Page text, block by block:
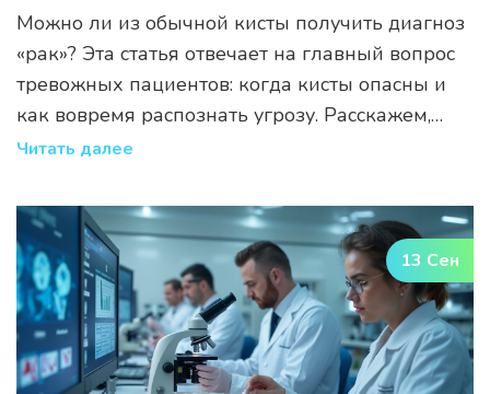
Можно ли из обычной кисты получить диагноз
«рак»? Эта статья отвечает на главный вопрос
тревожных пациентов: когда кисты опасны и
как вовремя распознать угрозу. Расскажем,
какие типы кист чаще вызывают тревогу у
симптомах. Тут же простым языком
разъясняются признаки, на которые стоит
обращать внимание, и нюансы диагностики.
Полезные советы помогут снизить риск и
избежать лишних страхов.
Читать далее
13 Сен